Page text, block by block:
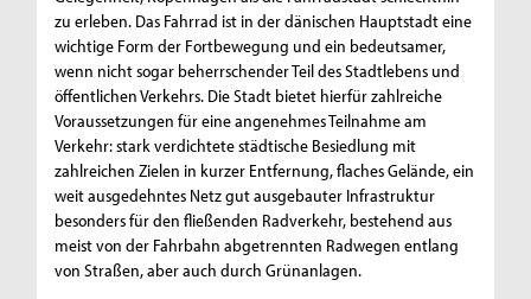
zu erleben. Das Fahrrad ist in der dänischen Hauptstadt eine
wichtige Form der Fortbewegung und ein bedeutsamer,
wenn nicht sogar beherrschender Teil des Stadtlebens und
öffentlichen Verkehrs. Die Stadt bietet hierfür zahlreiche
Voraussetzungen für eine angenehmes Teilnahme am
Verkehr: stark verdichtete städtische Besiedlung mit
zahlreichen Zielen in kurzer Entfernung, flaches Gelände, ein
weit ausgedehntes Netz gut ausgebauter Infrastruktur
besonders für den fließenden Radverkehr, bestehend aus
meist von der Fahrbahn abgetrennten Radwegen entlang
von Straßen, aber auch durch Grünanlagen.